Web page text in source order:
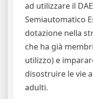
ad utilizzare il
Semiautomatico
dotazione nella
che ha già
utilizzo) e
disostruire le vie
adulti.